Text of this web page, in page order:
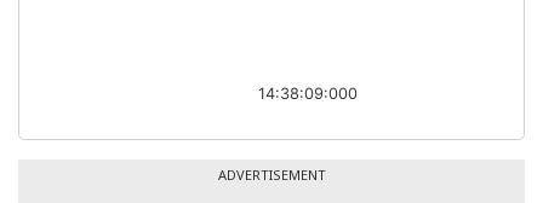
14:38:09:000
ADVERTISEMENT